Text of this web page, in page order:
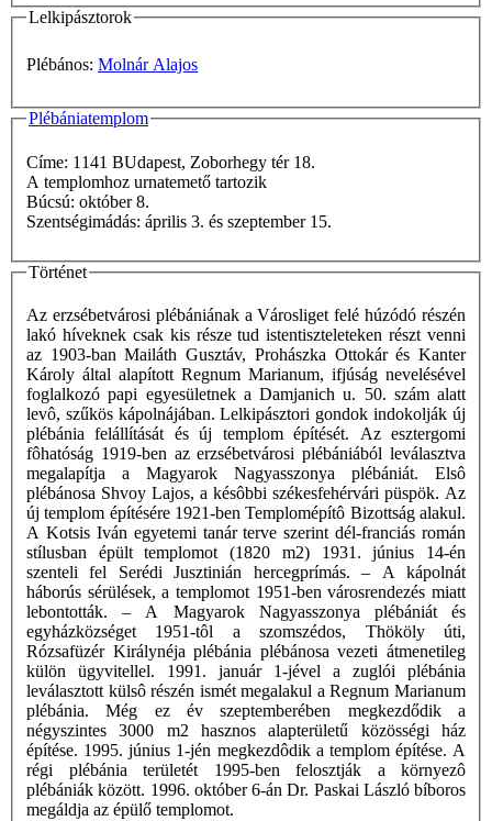
Lelkipásztorok
Plébános: Molnár Alajos
Plébániatemplom
Címe: 1141 BUdapest, Zoborhegy tér 18.
A templomhoz urnatemető tartozik
Búcsú: október 8.
Szentségimádás: április 3. és szeptember 15.
Történet
Az erzsébetvárosi plébániának a Városliget felé húzódó részén
lakó híveknek csak kis része tud istentiszteleteken részt venni
az 1903-ban Mailáth Gusztáv, Prohászka Ottokár és Kanter
Károly által alapított Regnum Marianum, ifjúság nevelésével
foglalkozó papi egyesületnek a Damjanich u. 50. szám alatt
levô, szűkös kápolnájában. Lelkipásztori gondok indokolják új
plébánia felállítását és új templom építését. Az esztergomi
fôhatóság 1919-ben az erzsébetvárosi plébániából leválasztva
megalapítja a Magyarok Nagyasszonya plébániát. Elsô
plébánosa Shvoy Lajos, a késôbbi székesfehérvári püspök. Az
új templom építésére 1921-ben Templomépítô Bizottság alakul.
A Kotsis Iván egyetemi tanár terve szerint dél-franciás román
stílusban épült templomot (1820 m2) 1931. június 14-én
szenteli fel Serédi Jusztinián hercegprímás. – A kápolnát
háborús sérülések, a templomot 1951-ben városrendezés miatt
lebontották. – A Magyarok Nagyasszonya plébániát és
egyházközséget 1951-tôl a szomszédos, Thököly úti,
Rózsafüzér Királynéja plébánia plébánosa vezeti átmenetileg
külön ügyvitellel. 1991. január 1-jével a zuglói plébánia
leválasztott külsô részén ismét megalakul a Regnum Marianum
plébánia. Még ez év szeptemberében megkezdődik a
négyszintes 3000 m2 hasznos alapterületű közösségi ház
építése. 1995. június 1-jén megkezdôdik a templom építése. A
régi plébánia területét 1995-ben felosztják a környezô
plébániák között. 1996. október 6-án Dr. Paskai László bíboros
megáldja az épülő templomot.